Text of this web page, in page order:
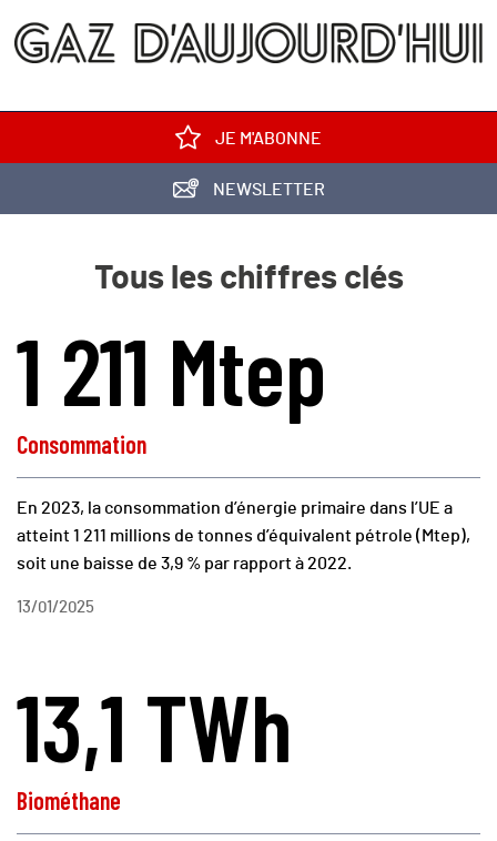
JE M'ABONNE
NEWSLETTER
Tous les chiffres clés
1 211 Mtep
Consommation
En 2023, la consommation d’énergie primaire dans l’UE a
atteint 1 211 millions de tonnes d’équivalent pétrole (Mtep),
soit une baisse de 3,9 % par rapport à 2022.
13/01/2025
13,1 TWh
Biométhane